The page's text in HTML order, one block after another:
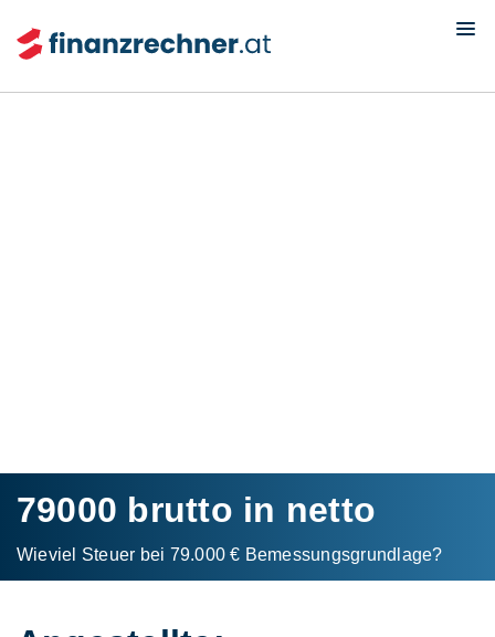
79000 brutto in netto
Wieviel Steuer bei 79.000 € Bemessungs­grundlage?